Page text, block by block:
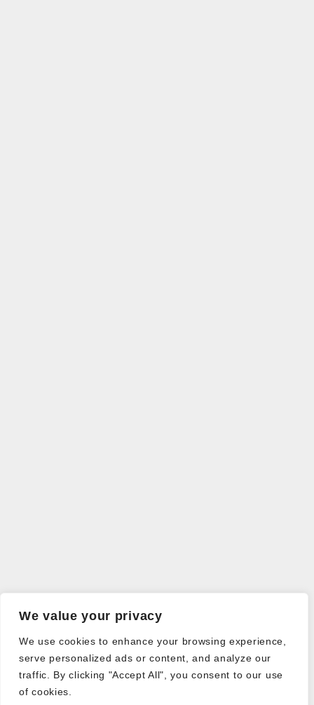
We value your privacy
We use cookies to enhance your browsing experience,
serve personalized ads or content, and analyze our
traffic. By clicking "Accept All", you consent to our use
of cookies.